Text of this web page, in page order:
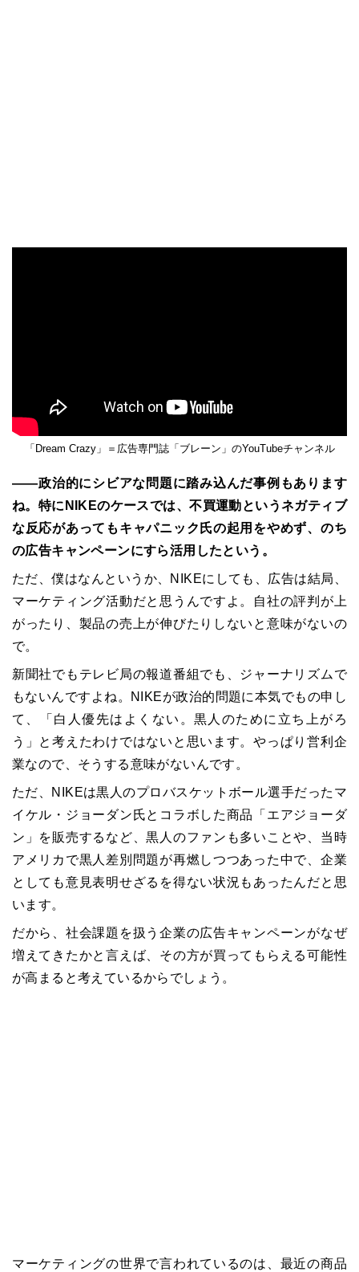
「Dream Crazy」＝広告専門誌「ブレーン」のYouTubeチャンネル
――政治的にシビアな問題に踏み込んだ事例もあります
ね。特にNIKEのケースでは、不買運動というネガティブ
な反応があってもキャパニック氏の起用をやめず、のち
の広告キャンペーンにすら活用したという。
ただ、僕はなんというか、NIKEにしても、広告は結局、
マーケティング活動だと思うんですよ。自社の評判が上
がったり、製品の売上が伸びたりしないと意味がないの
で。
新聞社でもテレビ局の報道番組でも、ジャーナリズムで
もないんですよね。NIKEが政治的問題に本気でもの申し
て、「白人優先はよくない。黒人のために立ち上がろ
う」と考えたわけではないと思います。やっぱり営利企
業なので、そうする意味がないんです。
ただ、NIKEは黒人のプロバスケットボール選手だったマ
イケル・ジョーダン氏とコラボした商品「エアジョーダ
ン」を販売するなど、黒人のファンも多いことや、当時
アメリカで黒人差別問題が再燃しつつあった中で、企業
としても意見表明せざるを得ない状況もあったんだと思
います。
だから、社会課題を扱う企業の広告キャンペーンがなぜ
増えてきたかと言えば、その方が買ってもらえる可能性
が高まると考えているからでしょう。
マーケティングの世界で言われているのは、最近の商品